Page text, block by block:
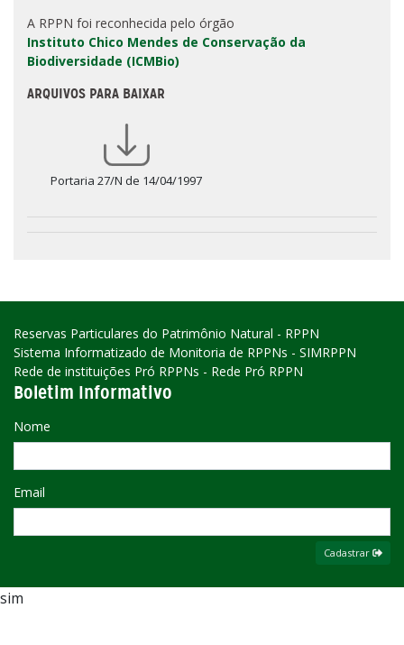
A RPPN foi reconhecida pelo órgão
Instituto Chico Mendes de Conservação da
Biodiversidade (ICMBio)
ARQUIVOS PARA BAIXAR
Portaria 27/N de 14/04/1997
Reservas Particulares do Patrimônio Natural - RPPN
Sistema Informatizado de Monitoria de RPPNs - SIMRPPN
Rede de instituições Pró RPPNs - Rede Pró RPPN
Boletim Informativo
Nome
Email
Cadastrar
sim